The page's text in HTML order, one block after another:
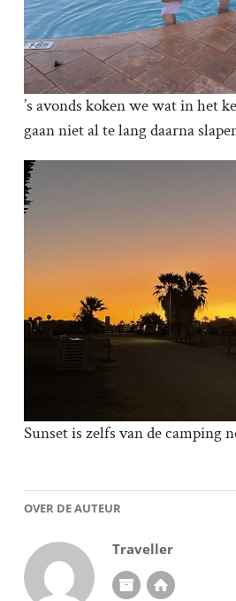
’s avonds koken we wat in het
gaan niet al te lang daarna
Sunset is zelfs van de camping
OVER DE AUTEUR
Traveller